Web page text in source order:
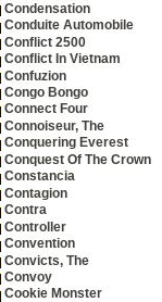
Condensation
Conduite Automobile
Conflict 2500
Conflict In Vietnam
Confuzion
Congo Bongo
Connect Four
Connoiseur, The
Conquering Everest
Conquest Of The Crown
Constancia
Contagion
Contra
Controller
Convention
Convicts, The
Convoy
Cookie Monster